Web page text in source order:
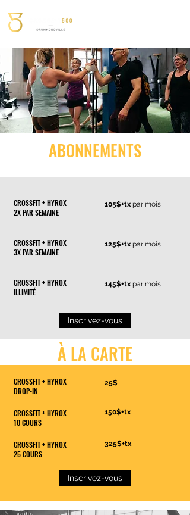
819-479-2294
Inscription
ABONNEMENTS
CROSSFIT + HYROX
2X PAR SEMAINE
105$+tx par mois
CROSSFIT + HYROX
3X PAR SEMAINE
125$+tx par mois
CROSSFIT + HYROX
ILLIMITÉ
145$+tx par mois
Inscrivez-vous
À LA CARTE
CROSSFIT + HYROX
DROP-IN
25$
CROSSFIT + HYROX
10 COURS
150$+tx
CROSSFIT + HYROX
25 COURS
325$+tx
Inscrivez-vous